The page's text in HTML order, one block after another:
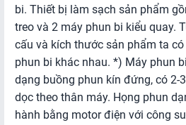
bi. Thiết bị làm sạch sản phẩm
treo và 2 máy phun bi kiểu quay.
cấu và kích thước sản phẩm ta
phun bi khác nhau. *) Máy phun
dạng buồng phun kín đứng, có 2-
dọc theo thân máy. Họng phun
hành bằng motor điện với công